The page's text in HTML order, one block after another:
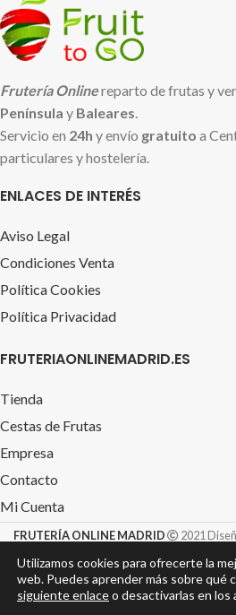
Frutería Onlinereparto de frutas y
Península y Baleares.
Servicio en 24h y envío gratuito a
particulares y hostelería.
ENLACES DE INTERÉS
Aviso Legal
Condiciones Venta
Política Cookies
Política Privacidad
FRUTERIAONLINEMADRID.ES
Tienda
Cestas de Frutas
Empresa
Contacto
Mi Cuenta
FRUTERÍA ONLINE MADRID 2021
Design S.L. &
Utilizamos cookies para ofrecerte la
web. Puedes aprender más sobre qué
siguiente enlaceo desactivarlas en los